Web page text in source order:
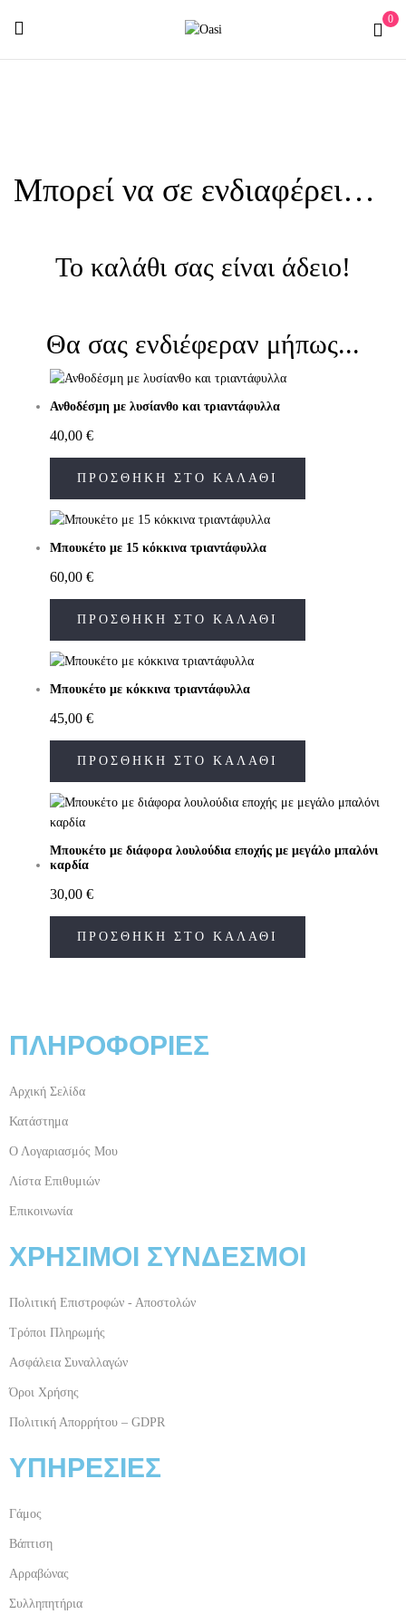
0
Μπορεί να σε ενδιαφέρει…
Το καλάθι σας είναι άδειο!
Θα σας ενδιέφεραν μήπως...
Ανθοδέσμη με λυσίανθο και τριαντάφυλλα
40,00 €
ΠΡΟΣΘΉΚΗ ΣΤΟ ΚΑΛΆΘΙ
Μπουκέτο με 15 κόκκινα τριαντάφυλλα
60,00 €
ΠΡΟΣΘΉΚΗ ΣΤΟ ΚΑΛΆΘΙ
Μπουκέτο με κόκκινα τριαντάφυλλα
45,00 €
ΠΡΟΣΘΉΚΗ ΣΤΟ ΚΑΛΆΘΙ
Μπουκέτο με διάφορα λουλούδια εποχής με μεγάλο μπαλόνι
καρδία
30,00 €
ΠΡΟΣΘΉΚΗ ΣΤΟ ΚΑΛΆΘΙ
ΠΛΗΡΟΦΟΡΙΕΣ
Αρχική Σελίδα
Κατάστημα
Ο Λογαριασμός Μου
Λίστα Επιθυμιών
Επικοινωνία
ΧΡΗΣΙΜΟΙ ΣΥΝΔΕΣΜΟΙ
Πολιτική Επιστροφών - Αποστολών
Τρόποι Πληρωμής
Ασφάλεια Συναλλαγών
Όροι Χρήσης
Πολιτική Απορρήτου – GDPR
ΥΠΗΡΕΣΙΕΣ
Γάμος
Βάπτιση
Αρραβώνας
Συλληπητήρια